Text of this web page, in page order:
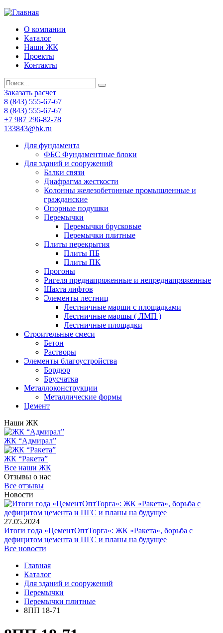
О компании
Каталог
Наши ЖК
Проекты
Контакты
Заказать расчет
8 (843) 555-67-67
8 (843) 555-67-67
+7 987 296-82-78
133843@bk.ru
Для фундамента
ФБС Фундаментные блоки
Для зданий и сооружений
Балки связи
Диафрагма жесткости
Колонны железобетонные промышленные и
гражданские
Опорные подушки
Перемычки
Перемычки брусковые
Перемычки плитные
Плиты перекрытия
Плиты ПБ
Плиты ПК
Прогоны
Ригеля преднапряженные и непреднапряженные
Шахта лифтов
Элементы лестниц
Лестничные марши с площадками
Лестничные маршы ( ЛМП )
Лестничные площадки
Строительные смеси
Бетон
Растворы
Элементы благоустройства
Бордюр
Брусчатка
Металлоконструкции
Металлические формы
Цемент
Наши ЖК
ЖК “Адмирал”
ЖК “Ракета”
Все наши ЖК
Отзывы о нас
Все отзывы
Новости
27.05.2024
Итоги года «ЦементОптТорга»: ЖК «Ракета», борьба с
дефицитом цемента и ПГС и планы на будущее
Все новости
Главная
Каталог
Для зданий и сооружений
Перемычки
Перемычки плитные
8ПП 18-71